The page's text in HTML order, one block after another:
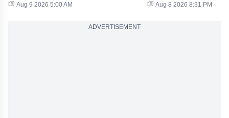
Aug 9 2026 5:00 AM Aug 8 2026 8:31 PM
ADVERTISEMENT